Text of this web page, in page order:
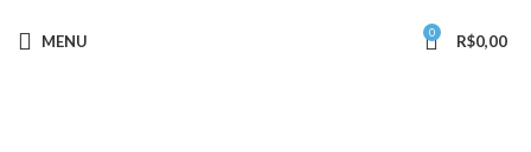
MENU 0 R$0,00